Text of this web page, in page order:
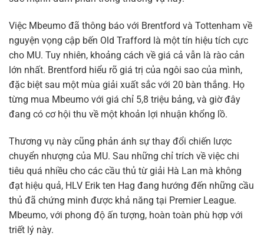
Việc Mbeumo đã thông báo với Brentford và Tottenham về
nguyện vọng cập bến Old Trafford là một tín hiệu tích cực
cho MU. Tuy nhiên, khoảng cách về giá cả vẫn là rào cản
lớn nhất. Brentford hiểu rõ giá trị của ngôi sao của mình,
đặc biệt sau một mùa giải xuất sắc với 20 bàn thắng. Họ
từng mua Mbeumo với giá chỉ 5,8 triệu bảng, và giờ đây
đang có cơ hội thu về một khoản lợi nhuận khổng lồ.
Thương vụ này cũng phản ánh sự thay đổi chiến lược
chuyển nhượng của MU. Sau những chỉ trích về việc chi
tiêu quá nhiều cho các cầu thủ từ giải Hà Lan mà không
đạt hiệu quả, HLV Erik ten Hag đang hướng đến những cầu
thủ đã chứng minh được khả năng tại Premier League.
Mbeumo, với phong độ ấn tượng, hoàn toàn phù hợp với
triết lý này.